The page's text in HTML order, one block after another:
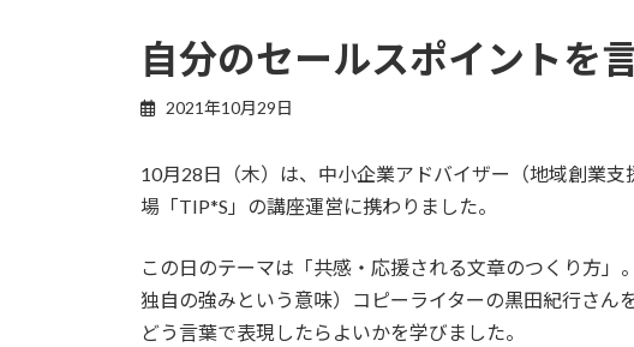
自分のセールスポイントを
2021年10月29日
10月28日（木）は、中小企業アドバイザー（地域創業
場「TIP*S」の講座運営に携わりました。
この日のテーマは「共感・応援される文章のつくり方」
独自の強みという意味）コピーライターの黒田紀行さん
どう言葉で表現したらよいかを学びました。